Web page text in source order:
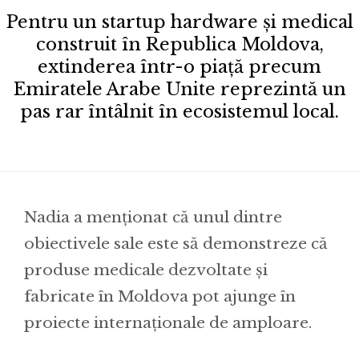
Pentru un startup hardware și medical
construit în Republica Moldova,
extinderea într-o piață precum
Emiratele Arabe Unite reprezintă un
pas rar întâlnit în ecosistemul local.
Nadia a menționat că unul dintre
obiectivele sale este să demonstreze că
produse medicale dezvoltate și
fabricate în Moldova pot ajunge în
proiecte internaționale de amploare.